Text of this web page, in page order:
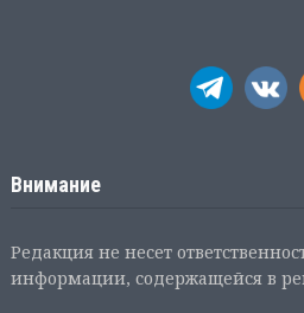
Внимание
Редакция не несет
информации, содержащейся в